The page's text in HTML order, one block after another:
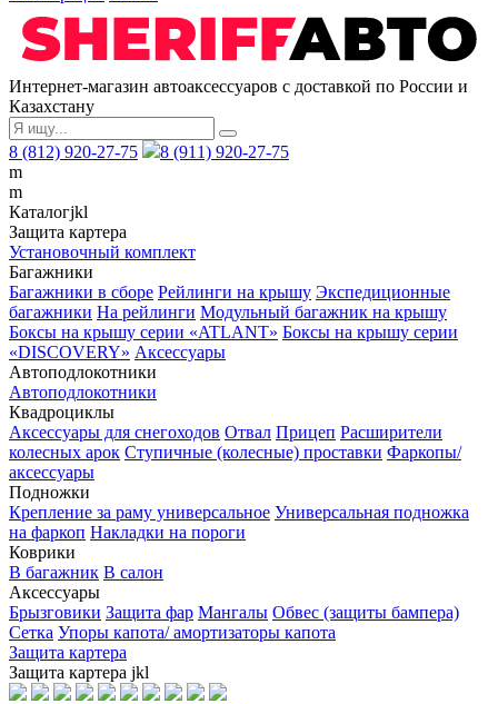
Интернет-магазин автоаксессуаров с доставкой по России и
Казахстану
8 (812) 920-27-75
8 (911) 920-27-75
m
m
Каталогjkl
Защита картера
Установочный комплект
Багажники
Багажники в сборе Рейлинги на крышу Экспедиционные
багажники На рейлинги Модульный багажник на крышу
Боксы на крышу серии «ATLANT» Боксы на крышу серии
«DISCOVERY» Аксессуары
Автоподлокотники
Автоподлокотники
Квадроциклы
Аксессуары для снегоходов Отвал Прицеп Расширители
колесных арок Ступичные (колесные) проставки Фаркопы/
аксессуары
Подножки
Крепление за раму универсальное Универсальная подножка
на фаркоп Накладки на пороги
Коврики
В багажник В салон
Аксессуары
Брызговики Защита фар Мангалы Обвес (защиты бампера)
Сетка Упоры капота/ амортизаторы капота
Защита картера
Защита картера jkl